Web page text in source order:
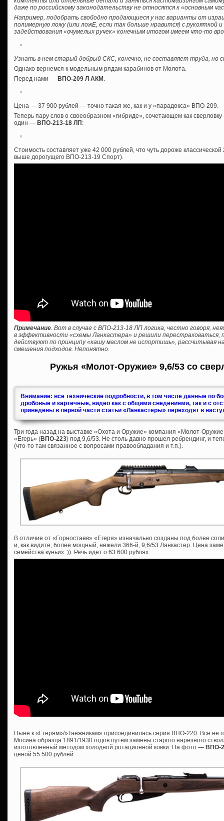
даже по российскому законодательству не относятся к «основным
Например, подобрать свободно продающиеся у нас варианты от
полимерную ложу (или ложЕ, если так больше нравится) с рукояткой
задействования «очумелых ручек» конечным итогом имеем что-то
Узнать в нем старый добрый СКС, конечно, не составляет труда, но
Однако вернемся к модельным рядам карабинов от Молота.
Перед нами — ВПО-209 Л АКМ .
Цена — 37 900 рублей — точно такая же, как и у «парадокса» ВПО-209.
Теперь пару слов о своеобразном «гибриде», сочетающем как
один — ВПО-213-18 ЛП :
Стоимость составляет уже 42 000 рублей, что чуть дороже
выше дорогущего ВПО-213-19 Спорт).
Примечание. Вот в случае с ВПО-213-18 ЛП логика, честно говоря,
в эффективности «схемы Ланкастера» и решили перестраховаться,
действуют по принципу «кашу маслом не испортишь», рассчитывая
смешения подходов. Непонятно.
Ружья «Молот-Оружие» 9,6/53 со
Внимание: все технические подробности, в том числе данные по
дробовые и картечные, видео как с общими сведениями, так и с
приведены в первой части статьи «Ланкастеры» переходят в
Три года назад на выставке «Охота и Оружие» компания «Молот-
«Егерь» (ВПО-223) под 9,6/53. Не столь давно прошел ребрендинг, и
(что-то там связанное с вопросами правообладания и т.п.).
В отличие от «Горностаев» «Егеря» изначально созданы под более
и, как видите, более мощный, нежели 366-й, 9,6/53 Ланкастер. Цена
семейства куньих :)). Речь идет о 63 600 рублях.
Ныне к «Егерям»/»Таежникам» присоединилась серия ВПО-220. Все ее
Мосина образца 1891/1930 годов путем замены старого нарезного
изготовленный методом холодной ротационной ковки. На фото — ВПО-
ценой 55 500 рублей: